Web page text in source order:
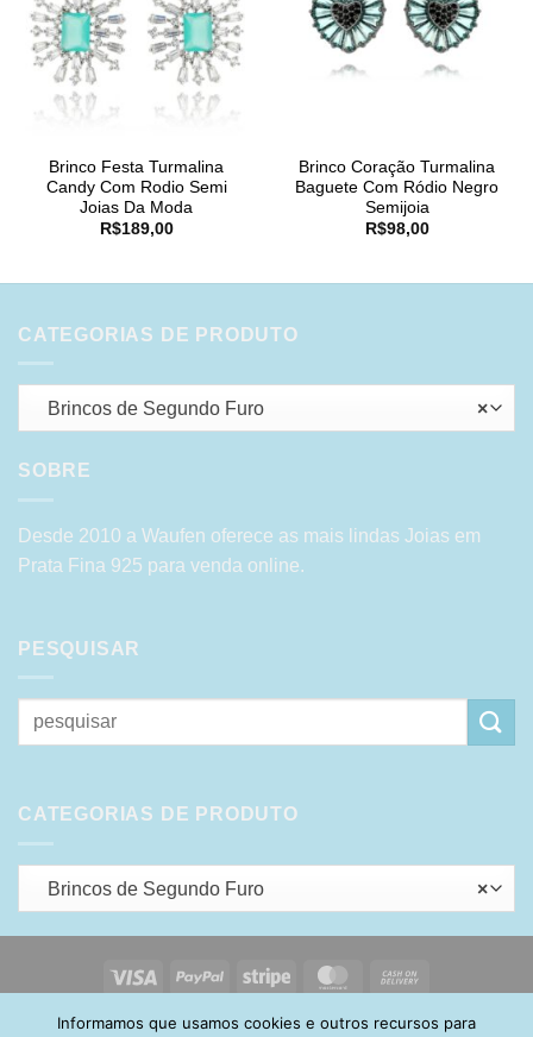
Brinco Festa Turmalina
Candy Com Rodio Semi
Joias Da Moda
R$189,00
Brinco Coração Turmalina
Baguete Com Ródio Negro
Semijoia
R$98,00
CATEGORIAS DE PRODUTO
×
Brincos de Segundo Furo
SOBRE
Desde 2010 a Waufen oferece as mais lindas Joias em
Prata Fina 925 para venda online.
PESQUISAR
Pesquisar
por:
CATEGORIAS DE PRODUTO
×
Brincos de Segundo Furo
Visa PayPal Stripe MasterCard
Delivery
HOME SOBRE POLÍTICA DE PRIVACIDADE
ENTREGA
Informamos que usamos cookies e outros recursos para